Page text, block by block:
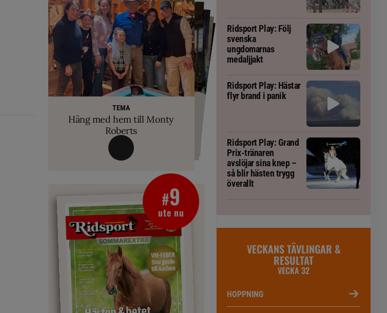
TEMA
Häng med hem till Monty
Roberts
VM-febern stiger – här är allt
inför Aachen
TEMA
Allt du behöver veta om fång
VETERINÄRT
Så märker du om din häst blivit
biten av huggorm
RIDSPORT PLAY
Ridsport Play: Grand Prix-tränaren
avslöjar sina knep – så blir hästen trygg överallt
#9
ute nu
Ridsport Play: Följ
svenska
ungdomarnas
medaljjakt
Ridsport Play: Hästar
flyr brand i panik
Ridsport Play: Grand
Prix-tränaren
avslöjar sina knep –
så blir hästen trygg
överallt
VECKANS TÄVLINGAR &
RESULTAT
VECKA 32
HOPPNING